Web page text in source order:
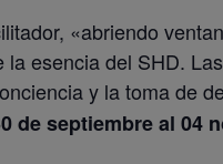
«abriendo
la esencia del SHD.
y la toma de
de septiembre al 04